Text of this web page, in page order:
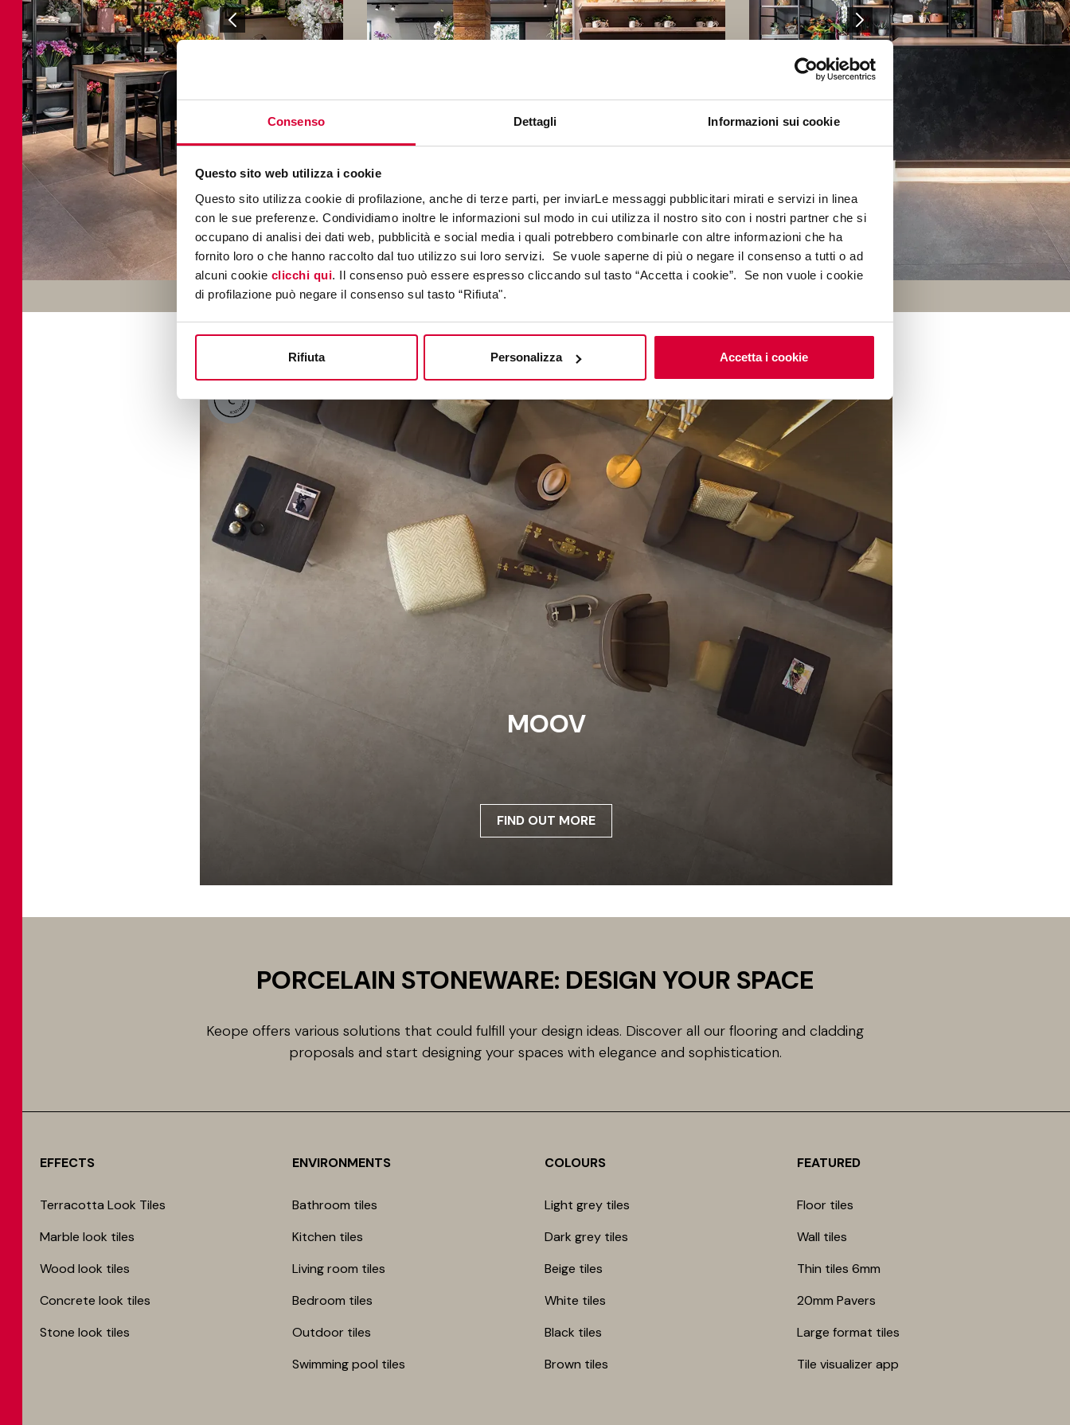
Consenso Dettagli Informazioni sui cookie
Questo sito web utilizza i cookie
Questo sito utilizza cookie di profilazione, anche di terze parti, per inviarLe messaggi pubblicitari mirati e servizi in linea
con le sue preferenze. Condividiamo inoltre le informazioni sul modo in cui utilizza il nostro sito con i nostri partner che si
occupano di analisi dei dati web, pubblicità e social media i quali potrebbero combinarle con altre informazioni che ha
fornito loro o che hanno raccolto dal tuo utilizzo sui loro servizi. Se vuole saperne di più o negare il consenso a tutti o ad
alcuni cookie clicchi qui. Il consenso può essere espresso cliccando sul tasto “Accetta i cookie”. Se non vuole i cookie
di profilazione può negare il consenso sul tasto “Rifiuta".
Rifiuta Personalizza Accetta i cookie
COLLECTIONS IN THE PROJECT
MOOV
FIND OUT MORE
PORCELAIN STONEWARE: DESIGN YOUR SPACE
Keope offers various solutions that could fulfill your design ideas. Discover all our flooring and cladding
proposals and start designing your spaces with elegance and sophistication.
EFFECTS
Terracotta Look Tiles
Marble look tiles
Wood look tiles
Concrete look tiles
Stone look tiles
ENVIRONMENTS
Bathroom tiles
Kitchen tiles
Living room tiles
Bedroom tiles
Outdoor tiles
Swimming pool tiles
COLOURS
Light grey tiles
Dark grey tiles
Beige tiles
White tiles
Black tiles
Brown tiles
FEATURED
Floor tiles
Wall tiles
Thin tiles 6mm
20mm Pavers
Large format tiles
Tile visualizer app